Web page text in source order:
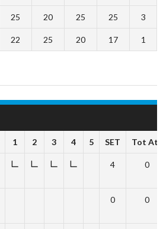
25 20 25 25 3
22 25 20 17 1
1 2 3 4 5 SET Tot Att
L L L L 4 0
0 0